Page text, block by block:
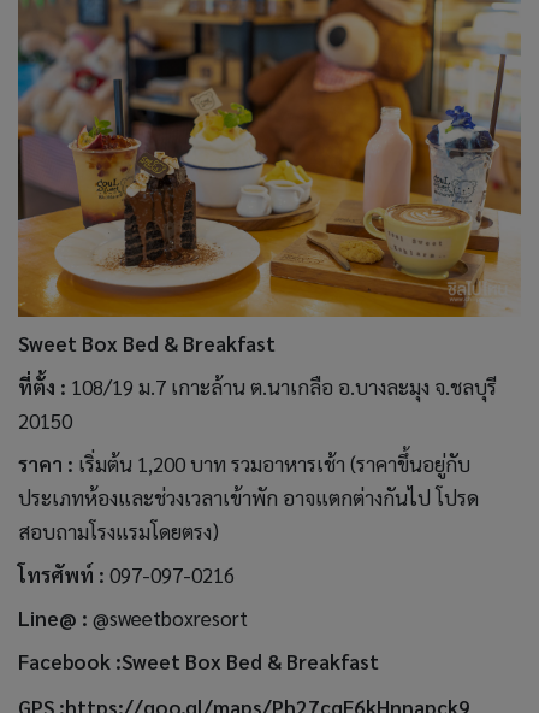
Sweet Box Bed & Breakfast
ที่ตั้ง : 108/19 ม.7 เกาะล้าน ต.นาเกลือ อ.บางละมุง จ.ชลบุรี
20150
ราคา : เริ่มต้น 1,200 บาท รวมอาหารเช้า (ราคาขึ้นอยู่กับ
ประเภทห้องและช่วงเวลาเข้าพัก อาจแตกต่างกันไป โปรด
สอบถามโรงแรมโดยตรง)
โทรศัพท์ : 097-097-0216
Line@ : @sweetboxresort
Facebook :Sweet Box Bed & Breakfast
GPS :https://goo.gl/maps/Ph27cqE6kHnnapck9